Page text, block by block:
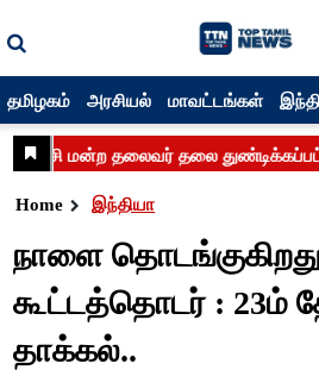
தமிழகம் அரசியல் மாவட்டங்கள்
Home இந்தியா
நாளை
கூட்டத்தொடர் : 23ம்
தாக்கல்..